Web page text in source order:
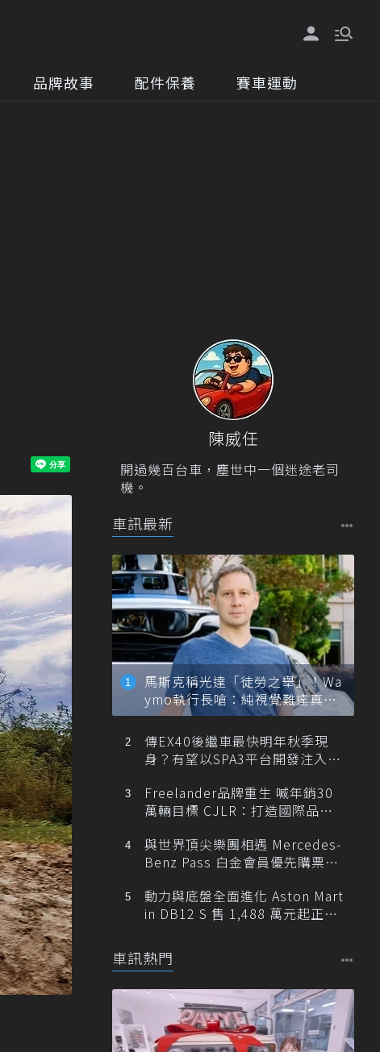
品牌故事 配件保養 賽車運動
陳威任
開過幾百台車，塵世中一個迷途老司
機。
車訊最新
馬斯克稱光達「徒勞之舉」！Wa
ymo執行長嗆：純視覺難達真正
自動駕駛
傳EX40後繼車最快明年秋季現
身？有望以SPA3平台開發注入80
Freelander品牌重生 喊年銷30
萬輛目標 CJLR：打造國際品牌
與世界頂尖樂團相遇 Mercedes-
Benz Pass 白金會員優先購票維
動力與底盤全面進化 Aston Mart
in DB12 S 售 1,488 萬元起正式
車訊熱門